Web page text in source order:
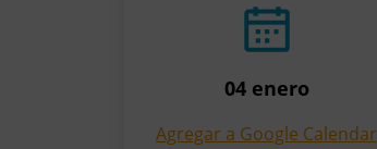
04 enero
Agregar a Google Calendar